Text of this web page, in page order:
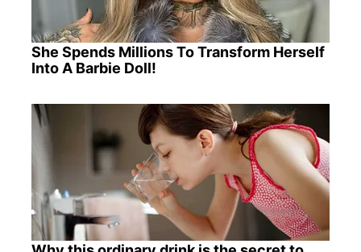
She Spends Millions To Transform Herself
Into A Barbie Doll!